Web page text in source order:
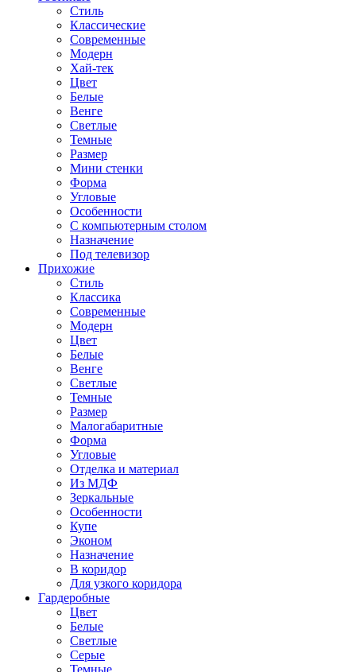
Стиль
Классические
Современные
Модерн
Хай-тек
Цвет
Белые
Венге
Светлые
Темные
Размер
Мини стенки
Форма
Угловые
Особенности
С компьютерным столом
Назначение
Под телевизор
Прихожие
Стиль
Классика
Современные
Модерн
Цвет
Белые
Венге
Светлые
Темные
Размер
Малогабаритные
Форма
Угловые
Отделка и материал
Из МДФ
Зеркальные
Особенности
Купе
Эконом
Назначение
В коридор
Для узкого коридора
Гардеробные
Цвет
Белые
Светлые
Серые
Темные